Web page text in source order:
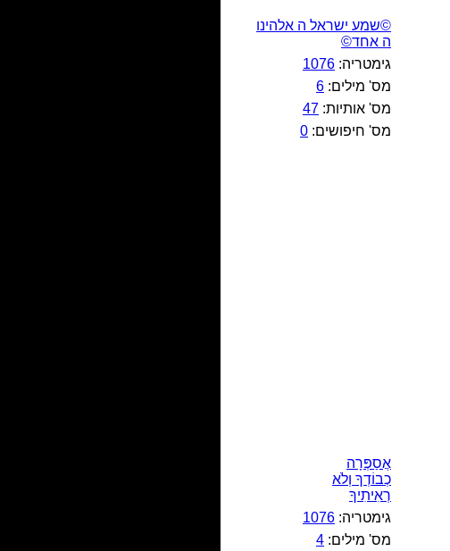
©שמע ישראל ה אלהינו
ה אחד©
גימטריה: 1076
מס' מילים: 6
מס' אותיות: 47
מס' חיפושים: 0
אֲסַפְּרָה
כְבוֹדְךָ וְלֹא
רְאִיתִיךָ
גימטריה: 1076
מס' מילים: 4